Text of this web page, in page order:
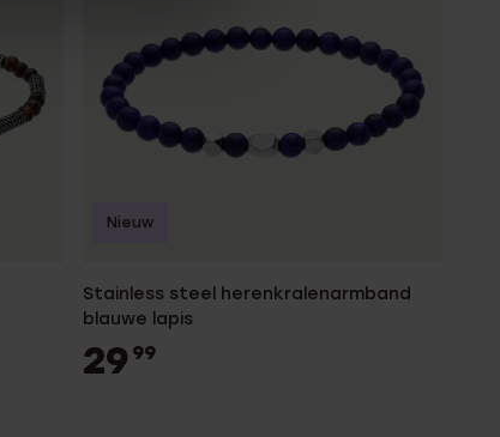
Stainless steel herenkralenarmband
blauwe lapis
29 99
Nieuw